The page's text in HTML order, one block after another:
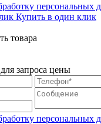
персональных
Купить в один клик
товара
запроса цены
персональных